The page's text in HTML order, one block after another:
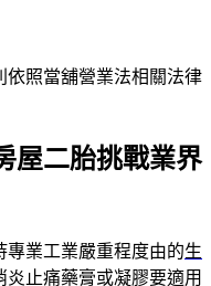
依照當舖營業法相關法律
屋二胎挑戰業界
專業工業嚴重程度由的生
止痛藥膏或凝膠要適用